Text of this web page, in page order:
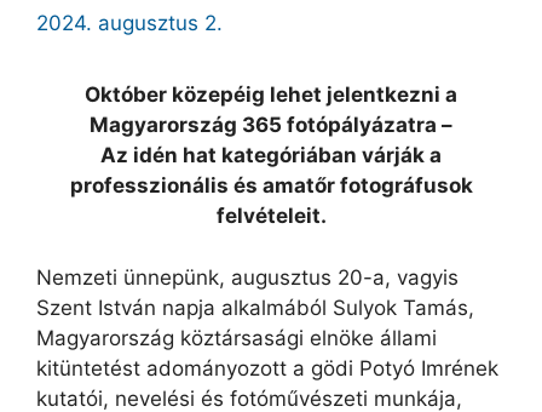
2024. augusztus 2.
Október közepéig lehet jelentkezni a
Magyarország 365 fotópályázatra –
Az idén hat kategóriában várják a
professzionális és amatőr fotográfusok
felvételeit.
Nemzeti ünnepünk, augusztus 20-a, vagyis
Szent István napja alkalmából Sulyok Tamás,
Magyarország köztársasági elnöke állami
kitüntetést adományozott a gödi Potyó Imrének
kutatói, nevelési és fotóművészeti munkája,